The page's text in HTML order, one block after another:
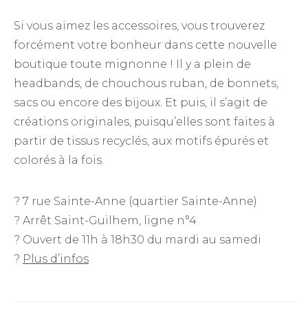
Si vous aimez les accessoires, vous trouverez
forcément votre bonheur dans cette nouvelle
boutique toute mignonne ! Il y a plein de
headbands, de chouchous ruban, de bonnets,
sacs ou encore des bijoux. Et puis, il s’agit de
créations originales, puisqu’elles sont faites à
partir de tissus recyclés, aux motifs épurés et
colorés à la fois.
? 7 rue Sainte-Anne (quartier Sainte-Anne)
? Arrêt Saint-Guilhem, ligne n°4
? Ouvert de 11h à 18h30 du mardi au samedi
? Plus d’infos